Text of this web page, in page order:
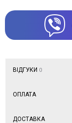
ВІДГУКИ 0
ОПЛАТА
ДОСТАВКА